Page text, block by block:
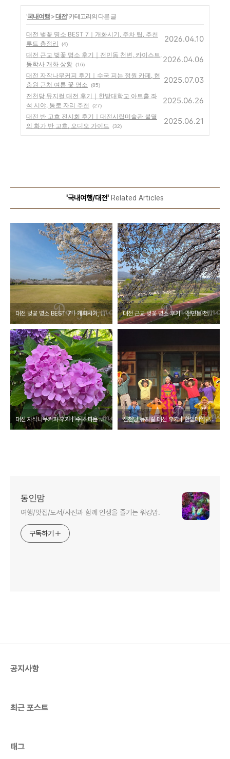
'국내여행 >대전' 카테고리의 다른 글
대전 벚꽃 명소 BEST 7｜개화시기, 주차 팁, 추천
루트 총정리
(4)
2026.04.10
대전 근교 벚꽃 명소 후기｜전민동 천변, 카이스트,
동학사 개화 상황 (16)
2026.04.06
대전 자작나무커피 후기｜수국 피는 정원 카페, 현
충원 근처 여름 꽃 명소
(85)
2025.07.03
전천당 뮤지컬 대전 후기｜한밭대학교 아트홀 좌
석 시야, 통로 자리 추천
(27)
2025.06.26
대전 반 고흐 전시회 후기｜대전시립미술관 불멸
의 화가 반 고흐, 오디오 가이드
(32)
2025.06.21
'국내여행/대전' Related Articles
대전 벚꽃 명소 BEST 7｜개화시기, 주차 팁, 추천 루트 총정리 대전 근교 벚꽃 명소 후기｜전민동 천변, 카이스트, 동학사 개화 상황
대전 자작나무커피 후기｜수국 피는 정원 카페, 현충원 근처 여름 꽃 명소 전천당 뮤지컬 대전 후기｜한밭대학교 아트홀 좌석 시야, 통로 자리 추천
동인맘
여행/맛집/도서/사진과 함께 인생을 즐기는 워킹맘.
구독하기
공지사항
최근 포스트
태그